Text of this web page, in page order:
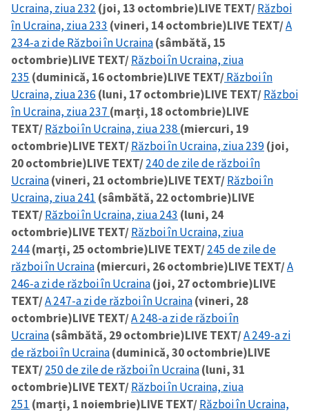
Ucraina, ziua 232 (joi, 13 octombrie)LIVE TEXT/Război
în Ucraina, ziua 233 (vineri, 14 octombrie)LIVE TEXT/A
234-a zi de Război în Ucraina(sâmbătă, 15
octombrie)LIVE TEXT/Război în Ucraina, ziua
235 (duminică, 16 octombrie)LIVE TEXT/Război în
Ucraina, ziua 236 (luni, 17 octombrie)LIVE TEXT/Război
în Ucraina, ziua 237 (marți, 18 octombrie)LIVE
TEXT/Război în Ucraina, ziua 238 (miercuri, 19
octombrie)LIVE TEXT/Război în Ucraina, ziua 239(joi,
20 octombrie)LIVE TEXT/240 de zile de război în
Ucraina(vineri, 21 octombrie)LIVE TEXT/Război în
Ucraina, ziua 241 (sâmbătă, 22 octombrie)LIVE
TEXT/Război în Ucraina, ziua 243 (luni, 24
octombrie)LIVE TEXT/Război în Ucraina, ziua
244(marți, 25 octombrie)LIVE TEXT/245 de zile de
război în Ucraina(miercuri, 26 octombrie)LIVE TEXT/A
246-a zi de război în Ucraina(joi, 27 octombrie)LIVE
TEXT/A 247-a zi de război în Ucraina(vineri, 28
octombrie)LIVE TEXT/A 248-a zi de război în
Ucraina(sâmbătă, 29 octombrie)LIVE TEXT/A 249-a zi
de război în Ucraina(duminică, 30 octombrie)LIVE
TEXT/250 de zile de război în Ucraina(luni, 31
octombrie)LIVE TEXT/Război în Ucraina, ziua
251 (marți, 1 noiembrie)LIVE TEXT/Război în Ucraina,